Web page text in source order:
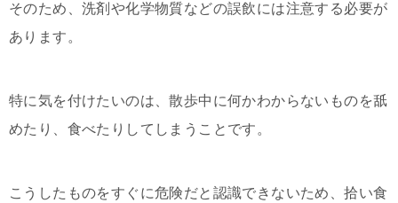
そのため、洗剤や化学物質などの誤飲には注意する必要が
あります。
特に気を付けたいのは、散歩中に何かわからないものを舐
めたり、食べたりしてしまうことです。
こうしたものをすぐに危険だと認識できないため、拾い食